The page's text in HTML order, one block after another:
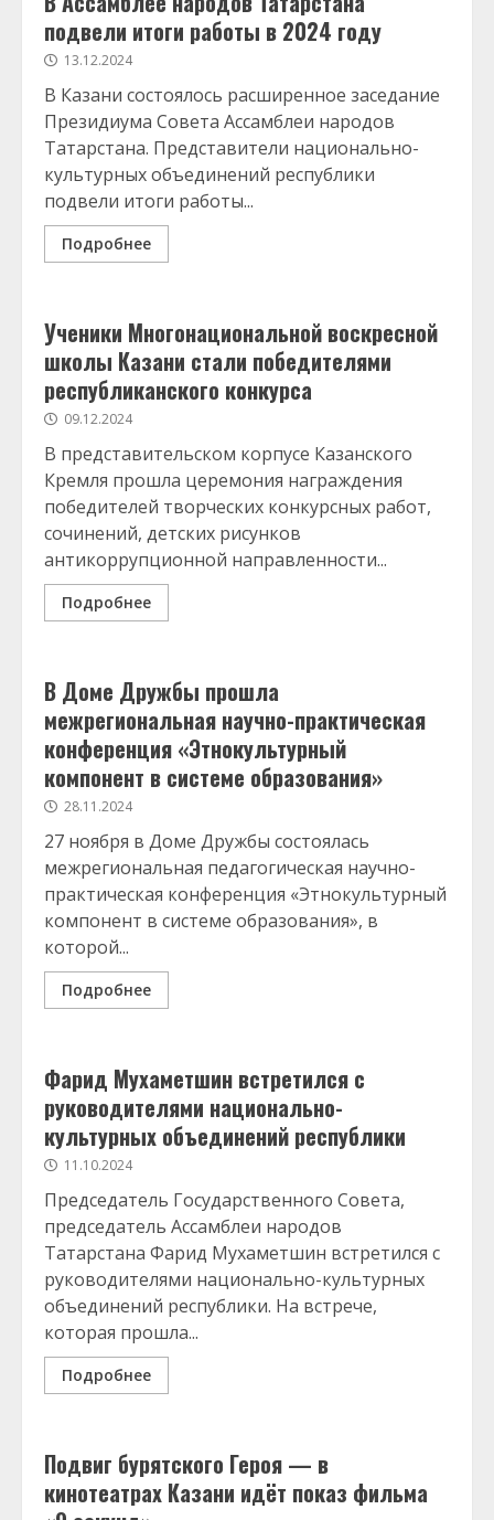
подвели итоги работы в 2024 году
13.12.2024
В Казани состоялось расширенное заседание
Президиума Совета Ассамблеи народов
Татарстана. Представители национально-
культурных объединений республики
подвели итоги работы...
Подробнее
Ученики Многонациональной воскресной
школы Казани стали победителями
республиканского конкурса
09.12.2024
В представительском корпусе Казанского
Кремля прошла церемония награждения
победителей творческих конкурсных работ,
сочинений, детских рисунков
антикоррупционной направленности...
Подробнее
В Доме Дружбы прошла
межрегиональная научно-практическая
конференция «Этнокультурный
компонент в системе образования»
28.11.2024
27 ноября в Доме Дружбы состоялась
межрегиональная педагогическая научно-
практическая конференция «Этнокультурный
компонент в системе образования», в
которой...
Подробнее
Фарид Мухаметшин встретился с
руководителями национально-
культурных объединений республики
11.10.2024
Председатель Государственного Совета,
председатель Ассамблеи народов
Татарстана Фарид Мухаметшин встретился с
руководителями национально-культурных
объединений республики. На встрече,
которая прошла...
Подробнее
Подвиг бурятского Героя — в
кинотеатрах Казани идёт показ фильма